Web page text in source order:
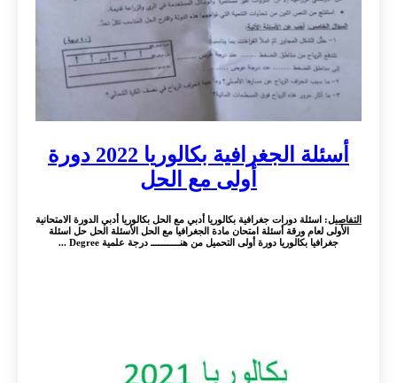
أسئلة الجغرافية بكالوريا 2022 دورة
أولى مع الحل
التفاصيل: اسئلة دورات جغرافية بكالوريا أدبي مع الحل بكالوريا أدبي الدورة الامتحانية
الأولى لعام ورقة أسئلة امتحان مادة الجغرافيا مع الحل الأسئلة الحل حل اسئلة
جغرافيا بكالوريا دورة أولى التحميل من هنـــــــــــ درجة علمية Degree ...